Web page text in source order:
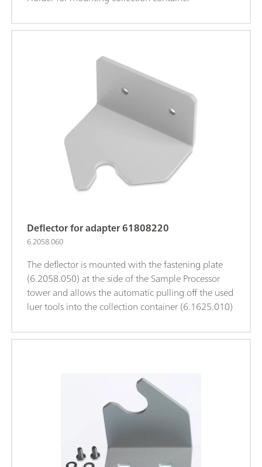
Deflector for adapter 61808220
6.2058.060
The deflector is mounted with the fastening plate
(6.2058.050) at the side of the Sample Processor
tower and allows the automatic pulling off the used
luer tools into the collection container (6.1625.010)